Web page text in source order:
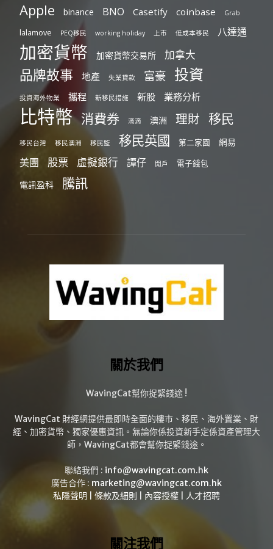
Apple binance BNO Casetify coinbase Grab
lalamove PEQ移民 working holiday 上市 低成本移民 八達通
加密貨幣 加密貨幣交易所 加拿大
品牌故事 地產 失業貸款 富豪 投資
投資海外物業 攜程 新移民措施 新股 業務分析
比特幣 消費券 滴滴 澳洲 理財 移民
移民台灣 移民澳洲 移民監 移民英國 第二家園 網易
美團 股票 虛擬銀行 譚仔 開戶 電子錢包
電訊盈科 騰訊
關於我們
WavingCat幫你捉緊錢途 !
WavingCat 財經網提供最即時全面的樓市、移民、海外置業、財
經、加密貨幣、獨家優惠資訊。無論你係投資新手定係資產管理大
師，WavingCat都會幫你捉緊錢途。
聯絡我們 : info@wavingcat.com.hk
廣告合作 : marketing@wavingcat.com.hk
私隱聲明
條款及細則 內容授權 人才招聘
關注我們